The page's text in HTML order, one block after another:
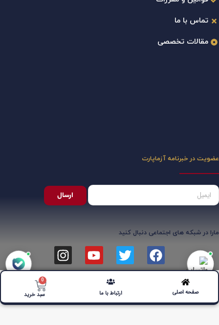
تماس با ما
مقالات تخصصی
عضویت در خبرنامه آزماپارت
ارسال
مارا در شبکه های اجتماعی دنبال کنید
صفحه اصلی ارتباط با ما
0
سبد خرید